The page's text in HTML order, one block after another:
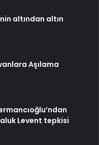
altından altın
Aşılama
Levent tepkisi